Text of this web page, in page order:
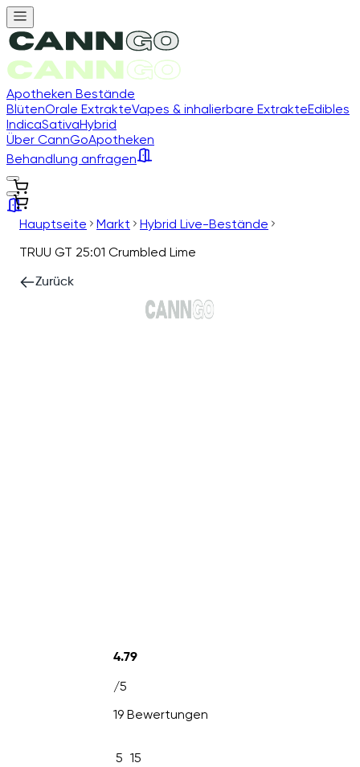
Apotheken Bestände
BlütenOrale ExtrakteVapes & inhalierbare ExtrakteEdibles
IndicaSativaHybrid
Über CannGoApotheken
Behandlung anfragen
Hauptseite Markt
Hybrid Live-Bestände
TRUU GT 25:01 Crumbled Lime
Zurück
4.79
/5
19 Bewertungen
5 15